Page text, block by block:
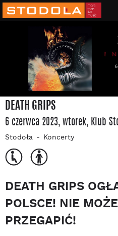
DEATH GRIPS
6 czerwca 2023, wtorek, Klub
Stodoła Koncerty
DEATH GRIPS
POLSCE! NIE
PRZEGAPIĆ!